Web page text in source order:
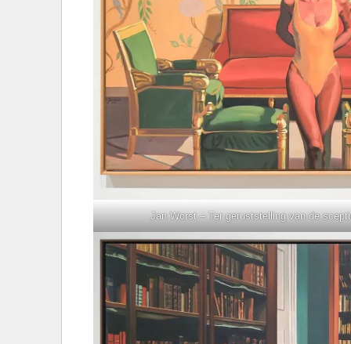
Jan Worst – Ter geruststelling van de